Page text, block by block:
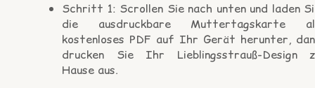
Schritt 1: Scrollen Sie nach unten und laden
die ausdruckbare Muttertagskarte
kostenloses PDF auf Ihr Gerät herunter,
drucken Sie Ihr Lieblingsstrauß-Design
Hause aus.